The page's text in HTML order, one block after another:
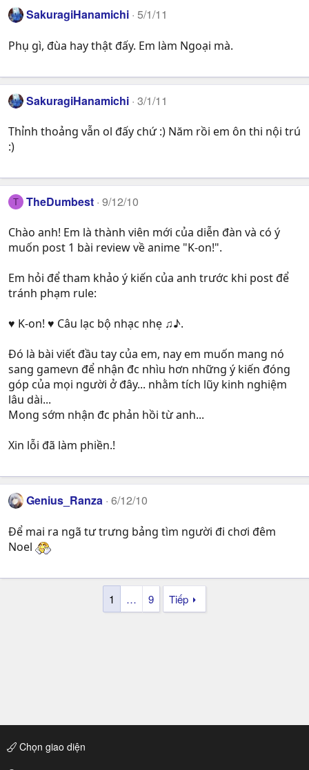
SakuragiHanamichi 5/1/11
Phụ gì, đùa hay thật đấy. Em làm Ngoại mà.
SakuragiHanamichi 3/1/11
Thỉnh thoảng vẫn ol đấy chứ :) Năm rồi em ôn thi nội trú
:)
T TheDumbest 9/12/10
Chào anh! Em là thành viên mới của diễn đàn và có ý
muốn post 1 bài review về anime "K-on!".
Em hỏi để tham khảo ý kiến của anh trước khi post để
tránh phạm rule:
♥ K-on! ♥ Câu lạc bộ nhạc nhẹ ♫♪.
Đó là bài viết đầu tay của em, nay em muốn mang nó
sang gamevn để nhận đc nhìu hơn những ý kiến đóng
góp của mọi người ở đây... nhằm tích lũy kinh nghiệm
lâu dài...
Mong sớm nhận đc phản hồi từ anh...
Xin lỗi đã làm phiền.!
Genius_Ranza 6/12/10
Để mai ra ngã tư trưng bảng tìm người đi chơi đêm
Noel
1 … 9 Tiếp
Chọn giao diện